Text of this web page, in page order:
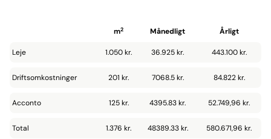
m2 Månedligt Årligt
Leje 1.050 kr. 36.925 kr. 443.100 kr.
Driftsomkostninger 201 kr. 7068.5 kr. 84.822 kr.
Acconto 125 kr. 4395.83 kr. 52.749,96 kr.
Total 1.376 kr. 48389.33 kr. 580.671,96 kr.